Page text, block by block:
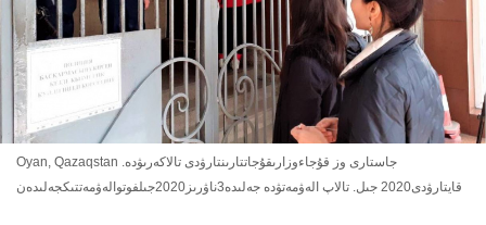
Oyan, Qazaqstan جاستارى وز قۇجاءوزارىقۇجاتتارىنتارۋدى تالاكەرىۋدە.
قايتارۋدى2020 جىل. تالاپ الەۋمەتۋدە جەلىدە3ناۋرىز2020جىلفوتوالەۋمەتتىكجەلىدەن